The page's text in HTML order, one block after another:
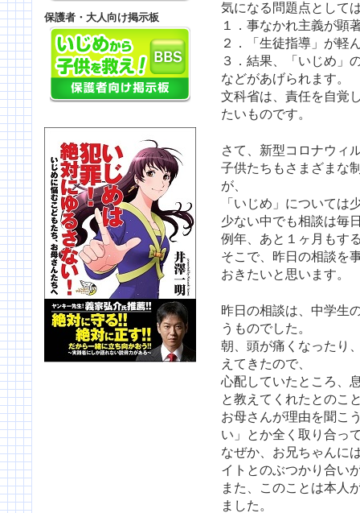
保護者・大人向け掲示板
気になる問題点として
１．事なかれ主義が顕
２．「生徒指導」が軽
３．結果、「いじめ」
などがあげられます。
文科省は、責任を自覚
たいものです。
さて、新型コロナウィ
子供たちもさまざまな
が、
「いじめ」については
少ない中でも相談は毎
例年、あと１ヶ月もす
そこで、昨日の相談を
おきたいと思います。
昨日の相談は、中学生
うものでした。
朝、頭が痛くなったり
えてきたので、
心配していたところ、
と教えてくれたとのこ
お母さんが理由を聞こ
い」とか全く取り合っ
なぜか、お兄ちゃんに
イトとのぶつかり合い
また、このことは本人
ました。